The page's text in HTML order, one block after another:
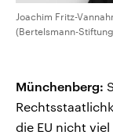
Joachim Fritz-
(Bertelsmann-
Münchenberg:
die EU nicht